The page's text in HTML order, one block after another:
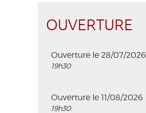
OUVERTURE
Ouverture le 28/07/2026
19h30
Ouverture le 11/08/2026
19h30